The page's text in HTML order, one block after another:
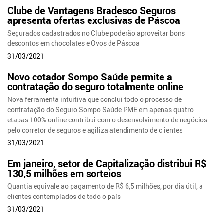
Clube de Vantagens Bradesco Seguros
apresenta ofertas exclusivas de Páscoa
Segurados cadastrados no Clube poderão aproveitar bons
descontos em chocolates e Ovos de Páscoa
31/03/2021
Novo cotador Sompo Saúde permite a
contratação do seguro totalmente online
Nova ferramenta intuitiva que conclui todo o processo de
contratação do Seguro Sompo Saúde PME em apenas quatro
etapas 100% online contribui com o desenvolvimento de negócios
pelo corretor de seguros e agiliza atendimento de clientes
31/03/2021
Em janeiro, setor de Capitalização distribui R$
130,5 milhões em sorteios
Quantia equivale ao pagamento de R$ 6,5 milhões, por dia útil, a
clientes contemplados de todo o país
31/03/2021